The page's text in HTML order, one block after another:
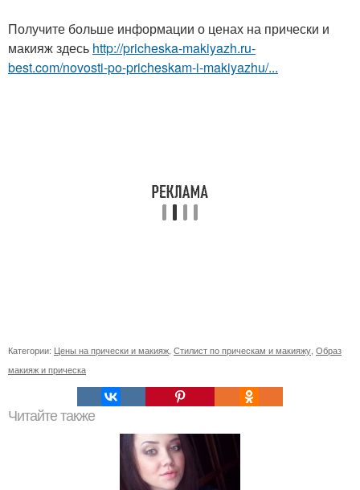
Получите больше информации о ценах на прически и
макияж здесь http://pricheska-makiyazh.ru-
best.com/novosti-po-pricheskam-i-makiyazhu/...
Категории: Цены на прически и макияж Стилист по прическам и макияжу Образ
макияж и прическа
Читайте также